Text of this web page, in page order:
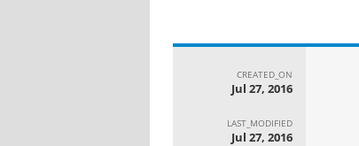
CREATED_ON
Jul 27, 2016
LAST_MODIFIED
Jul 27, 2016